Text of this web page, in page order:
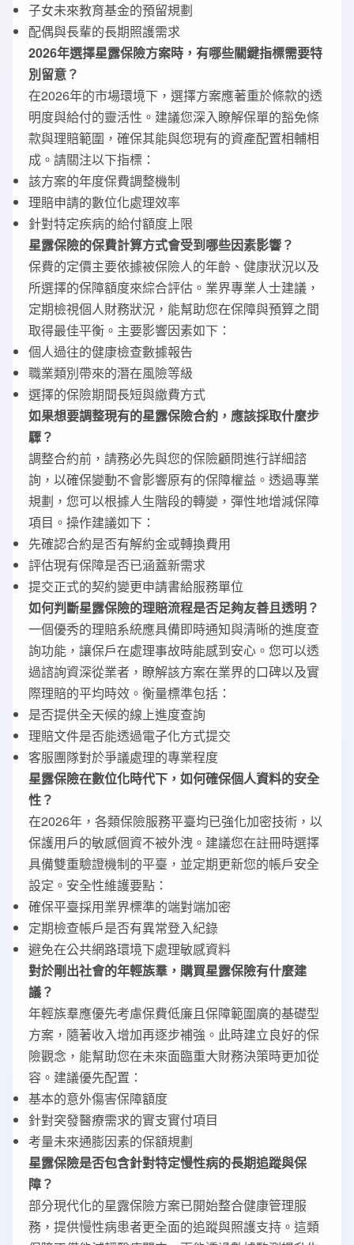
子女未來教育基金的預留規劃
配偶與長輩的長期照護需求
2026年選擇星露保險方案時，有哪些關鍵指標需要特
別留意？
在2026年的市場環境下，選擇方案應著重於條款的透
明度與給付的靈活性。建議您深入瞭解保單的豁免條
款與理賠範圍，確保其能與您現有的資產配置相輔相
成。請關注以下指標：
該方案的年度保費調整機制
理賠申請的數位化處理效率
針對特定疾病的給付額度上限
星露保險的保費計算方式會受到哪些因素影響？
保費的定價主要依據被保險人的年齡、健康狀況以及
所選擇的保障額度來綜合評估。業界專業人士建議，
定期檢視個人財務狀況，能幫助您在保障與預算之間
取得最佳平衡。主要影響因素如下：
個人過往的健康檢查數據報告
職業類別帶來的潛在風險等級
選擇的保險期間長短與繳費方式
如果想要調整現有的星露保險合約，應該採取什麼步
驟？
調整合約前，請務必先與您的保險顧問進行詳細諮
詢，以確保變動不會影響原有的保障權益。透過專業
規劃，您可以根據人生階段的轉變，彈性地增減保障
項目。操作建議如下：
先確認合約是否有解約金或轉換費用
評估現有保障是否已涵蓋新需求
提交正式的契約變更申請書給服務單位
如何判斷星露保險的理賠流程是否足夠友善且透明？
一個優秀的理賠系統應具備即時通知與清晰的進度查
詢功能，讓保戶在處理事故時能感到安心。您可以透
過諮詢資深從業者，瞭解該方案在業界的口碑以及實
際理賠的平均時效。衡量標準包括：
是否提供全天候的線上進度查詢
理賠文件是否能透過電子化方式提交
客服團隊對於爭議處理的專業程度
星露保險在數位化時代下，如何確保個人資料的安全
性？
在2026年，各類保險服務平臺均已強化加密技術，以
保護用戶的敏感個資不被外洩。建議您在註冊時選擇
具備雙重驗證機制的平臺，並定期更新您的帳戶安全
設定。安全性維護要點：
確保平臺採用業界標準的端對端加密
定期檢查帳戶是否有異常登入紀錄
避免在公共網路環境下處理敏感資料
對於剛出社會的年輕族羣，購買星露保險有什麼建
議？
年輕族羣應優先考慮保費低廉且保障範圍廣的基礎型
方案，隨著收入增加再逐步補強。此時建立良好的保
險觀念，能幫助您在未來面臨重大財務決策時更加從
容。建議優先配置：
基本的意外傷害保障額度
針對突發醫療需求的實支實付項目
考量未來通膨因素的保額規劃
星露保險是否包含針對特定慢性病的長期追蹤與保
障？
部分現代化的星露保險方案已開始整合健康管理服
務，提供慢性病患者更全面的追蹤與照護支持。這類